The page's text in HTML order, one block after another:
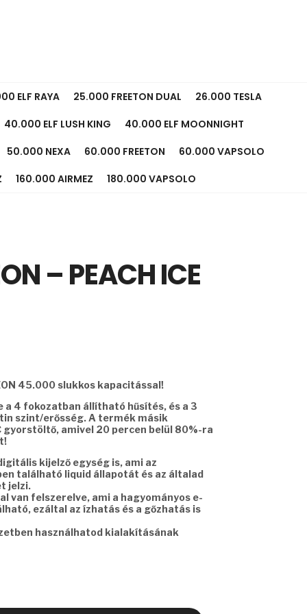
ELF RAYA 25.000 FREETON DUAL
26.000 TESLA
40.000 ELF LUSH KING
40.000 ELF MOONNIGHT
50.000 NEXA 60.000 FREETON
60.000 VAPSOLO
160.000 AIRMEZ 180.000 VAPSOLO
– PEACH ICE
45.000 slukkos kapacitással!
4 fokozatban állítható hűsítés, és a 3
szint/erősség. A termék másik
gyorstöltő, amivel 20 percen belül 80%-ra
kijelző egység is, ami az
található liquid állapotát és az általad
jelzi.
van felszerelve, ami a hagyományos e-
ezáltal az ízhatás és a gőzhatás is
használhatod kialakításának